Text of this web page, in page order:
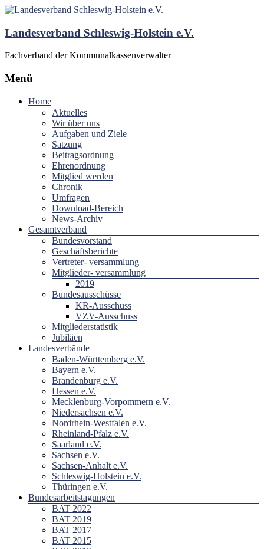
Landesverband Schleswig-Holstein e.V.
Fachverband der Kommunalkassenverwalter
Menü
Home
Aktuelles
Wir über uns
Aufgaben und Ziele
Satzung
Beitragsordnung
Ehrenordnung
Mitglied werden
Chronik
Umfragen
Download-Bereich
News-Archiv
Gesamtverband
Bundesvorstand
Geschäftsberichte
Vertreter- versammlung
Mitglieder- versammlung
2019
Bundesausschüsse
KR-Ausschuss
VZV-Ausschuss
Mitgliederstatistik
Jubiläen
Landesverbände
Baden-Württemberg e.V.
Bayern e.V.
Brandenburg e.V.
Hessen e.V.
Mecklenburg-Vorpommern e.V.
Niedersachsen e.V.
Nordrhein-Westfalen e.V.
Rheinland-Pfalz e.V.
Saarland e.V.
Sachsen e.V.
Sachsen-Anhalt e.V.
Schleswig-Holstein e.V.
Thüringen e.V.
Bundesarbeitstagungen
BAT 2022
BAT 2019
BAT 2017
BAT 2015